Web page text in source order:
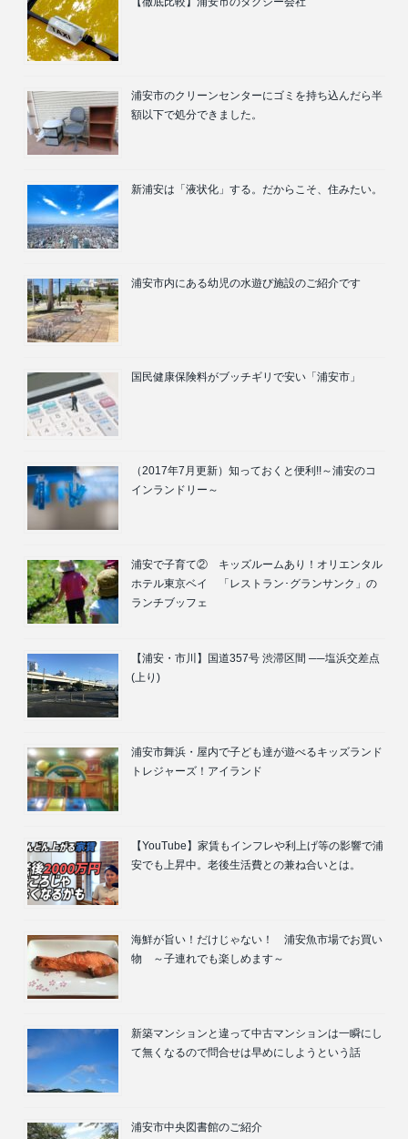
浦安市のクリーンセンターにゴミを持ち込んだら半
額以下で処分できました。
新浦安は「液状化」する。だからこそ、住みたい。
浦安市内にある幼児の水遊び施設のご紹介です
国民健康保険料がブッチギリで安い「浦安市」
（2017年7月更新）知っておくと便利!!～浦安のコ
インランドリー～
浦安で子育て② キッズルームあり！オリエンタル
ホテル東京ベイ 「レストラン･グランサンク」の
ランチブッフェ
【浦安・市川】国道357号 渋滞区間 ──塩浜交差点
(上り)
浦安市舞浜・屋内で子ども達が遊べるキッズランド
トレジャーズ！アイランド
【YouTube】家賃もインフレや利上げ等の影響で浦
安でも上昇中。老後生活費との兼ね合いとは。
海鮮が旨い！だけじゃない！ 浦安魚市場でお買い
物 ～子連れでも楽しめます～
新築マンションと違って中古マンションは一瞬にし
て無くなるので問合せは早めにしようという話
浦安市中央図書館のご紹介